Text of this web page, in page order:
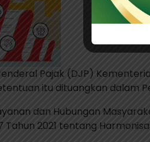
Pajak (DJP)
itu dituangkan dalam
dan Hubungan
2021 tentang